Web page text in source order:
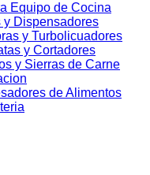
Equipo de Cocina
y Dispensadores
y Turbolicuadores
y Cortadores
y Sierras de Carne
de Alimentos